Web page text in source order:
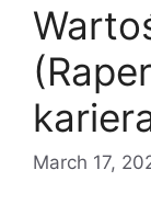
March 17,